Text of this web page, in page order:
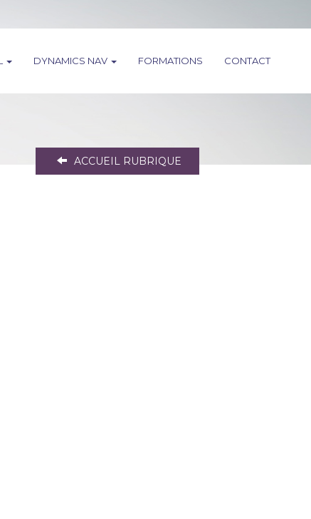
DYNAMICS NAV FORMATIONS CONTACT
ACCUEIL RUBRIQUE